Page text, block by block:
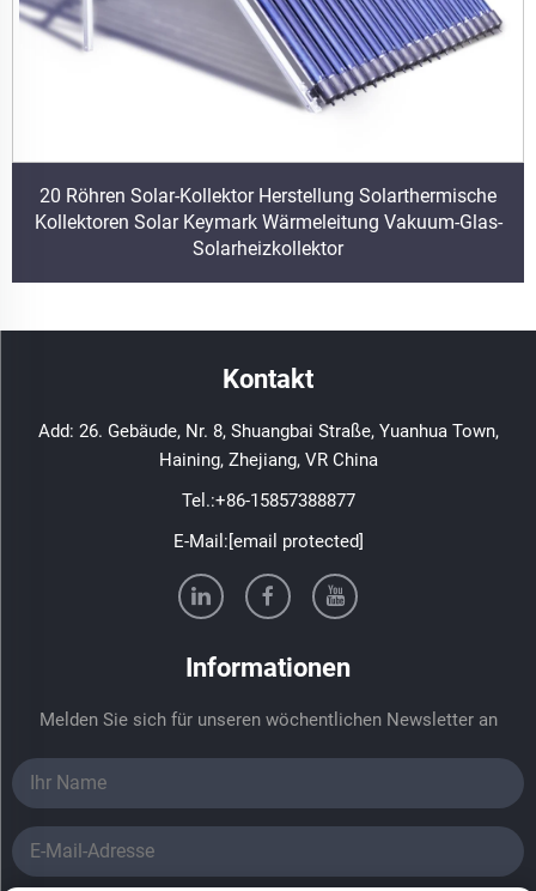
20 Röhren Solar-Kollektor Herstellung Solarthermische
Kollektoren Solar Keymark Wärmeleitung Vakuum-Glas-
Solarheizkollektor
Kontakt
Add: 26. Gebäude, Nr. 8, Shuangbai Straße, Yuanhua Town,
Haining, Zhejiang, VR China
Tel.:+86-15857388877
E-Mail:[email protected]
Informationen
Melden Sie sich für unseren wöchentlichen Newsletter an